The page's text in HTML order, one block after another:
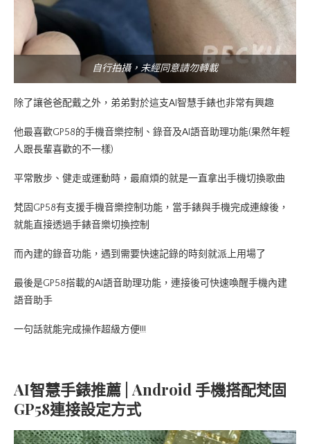
自行拍攝，未經同意請勿轉載
除了讓爸爸配戴之外，弟弟對於這支AI智慧手錶也非常有興趣
他最喜歡GP58的手機音樂控制、錄音及AI語音助理功能(果然年輕
人跟長輩喜歡的不一樣)
平常散步、健走或運動時，最麻煩的就是一直拿出手機切換歌曲
梵固GP58有支援手機音樂控制功能，當手錶與手機完成連線後，
就能直接透過手錶音樂切換控制
而內建的錄音功能，遇到需要快速記錄的時刻就派上用場了
最後是GP58搭載的AI語音助理功能，連接後可快速喚醒手機內建
語音助手
一句話就能完成操作超級方便!!!
AI智慧手錶推薦 | Android 手機搭配梵固
GP58連接設定方式